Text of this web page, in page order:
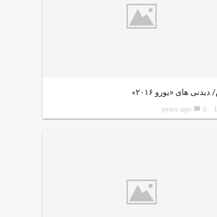
های «یورو ۲۰۱۶»
10
chat_bubble 0